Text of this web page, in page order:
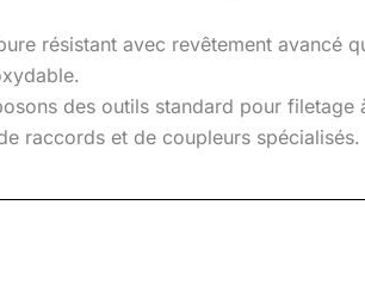
résistant avec revêtement
des outils standard pour
raccords et de coupleurs spécialisés.